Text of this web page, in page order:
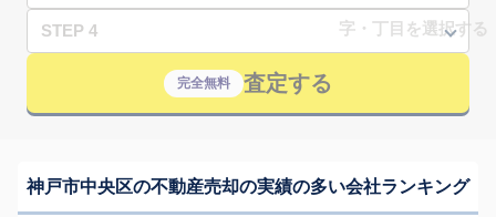
STEP 4
完全無料 査定する
神戸市中央区の不動産売却の実績の多い会社ランキング